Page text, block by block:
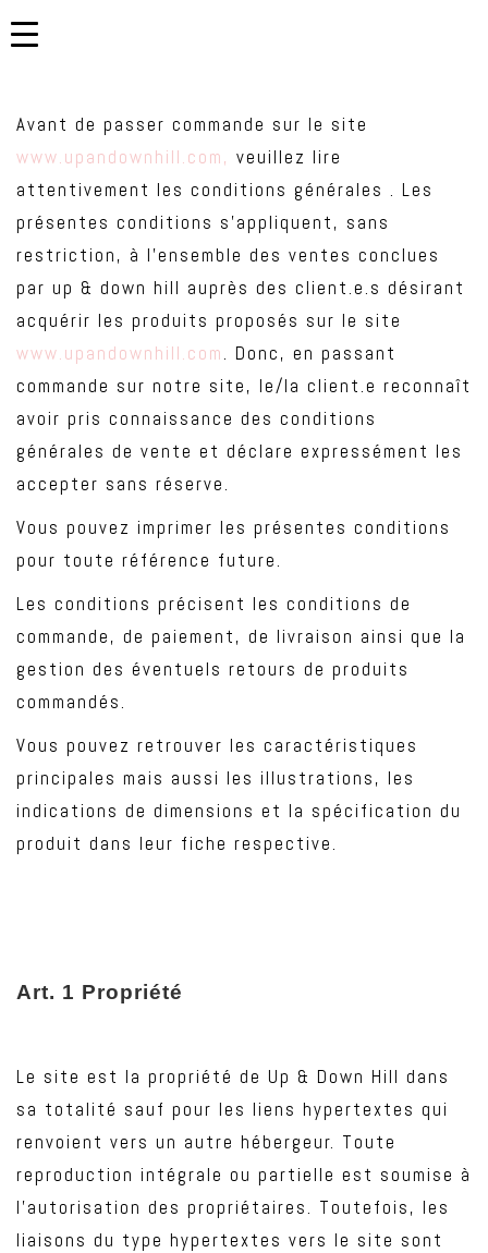
Avant de passer commande sur le site
www.upandownhill.com, veuillez lire
attentivement les conditions générales . Les
présentes conditions s’appliquent, sans
restriction, à l’ensemble des ventes conclues
par up & down hill auprès des client.e.s désirant
acquérir les produits proposés sur le site
www.upandownhill.com. Donc, en passant
commande sur notre site, le/la client.e reconnaît
avoir pris connaissance des conditions
générales de vente et déclare expressément les
accepter sans réserve.
Vous pouvez imprimer les présentes conditions
pour toute référence future.
Les conditions précisent les conditions de
commande, de paiement, de livraison ainsi que la
gestion des éventuels retours de produits
commandés.
Vous pouvez retrouver les caractéristiques
principales mais aussi les illustrations, les
indications de dimensions et la spécification du
produit dans leur fiche respective.
Art. 1 Propriété
Le site est la propriété de Up & Down Hill dans
sa totalité sauf pour les liens hypertextes qui
renvoient vers un autre hébergeur. Toute
reproduction intégrale ou partielle est soumise à
l’autorisation des propriétaires. Toutefois, les
liaisons du type hypertextes vers le site sont